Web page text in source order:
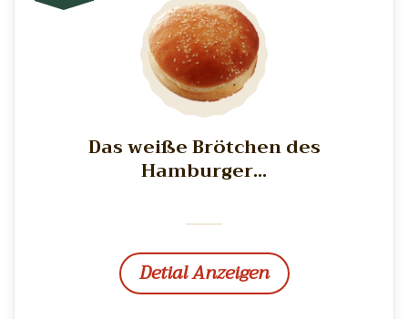
Das weiße Brötchen des
Hamburger...
Detial Anzeigen